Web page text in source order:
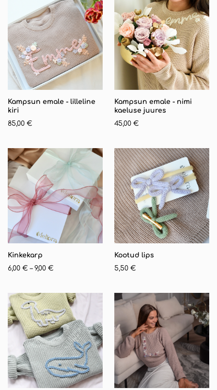
Kampsun emale - lilleline
kiri
85,00 €
Kampsun emale - nimi
kaeluse juures
45,00 €
Kinkekarp
6,00 € – 9,00 €
Kootud lips
5,50 €